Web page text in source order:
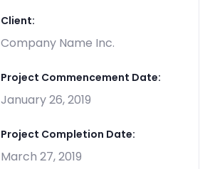
Client:
Company Name Inc.
Project Commencement Date:
January 26, 2019
Project Completion Date:
March 27, 2019